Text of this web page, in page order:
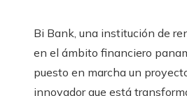
Bi Bank, una institución de
en el ámbito financiero
puesto en marcha un
innovador que está